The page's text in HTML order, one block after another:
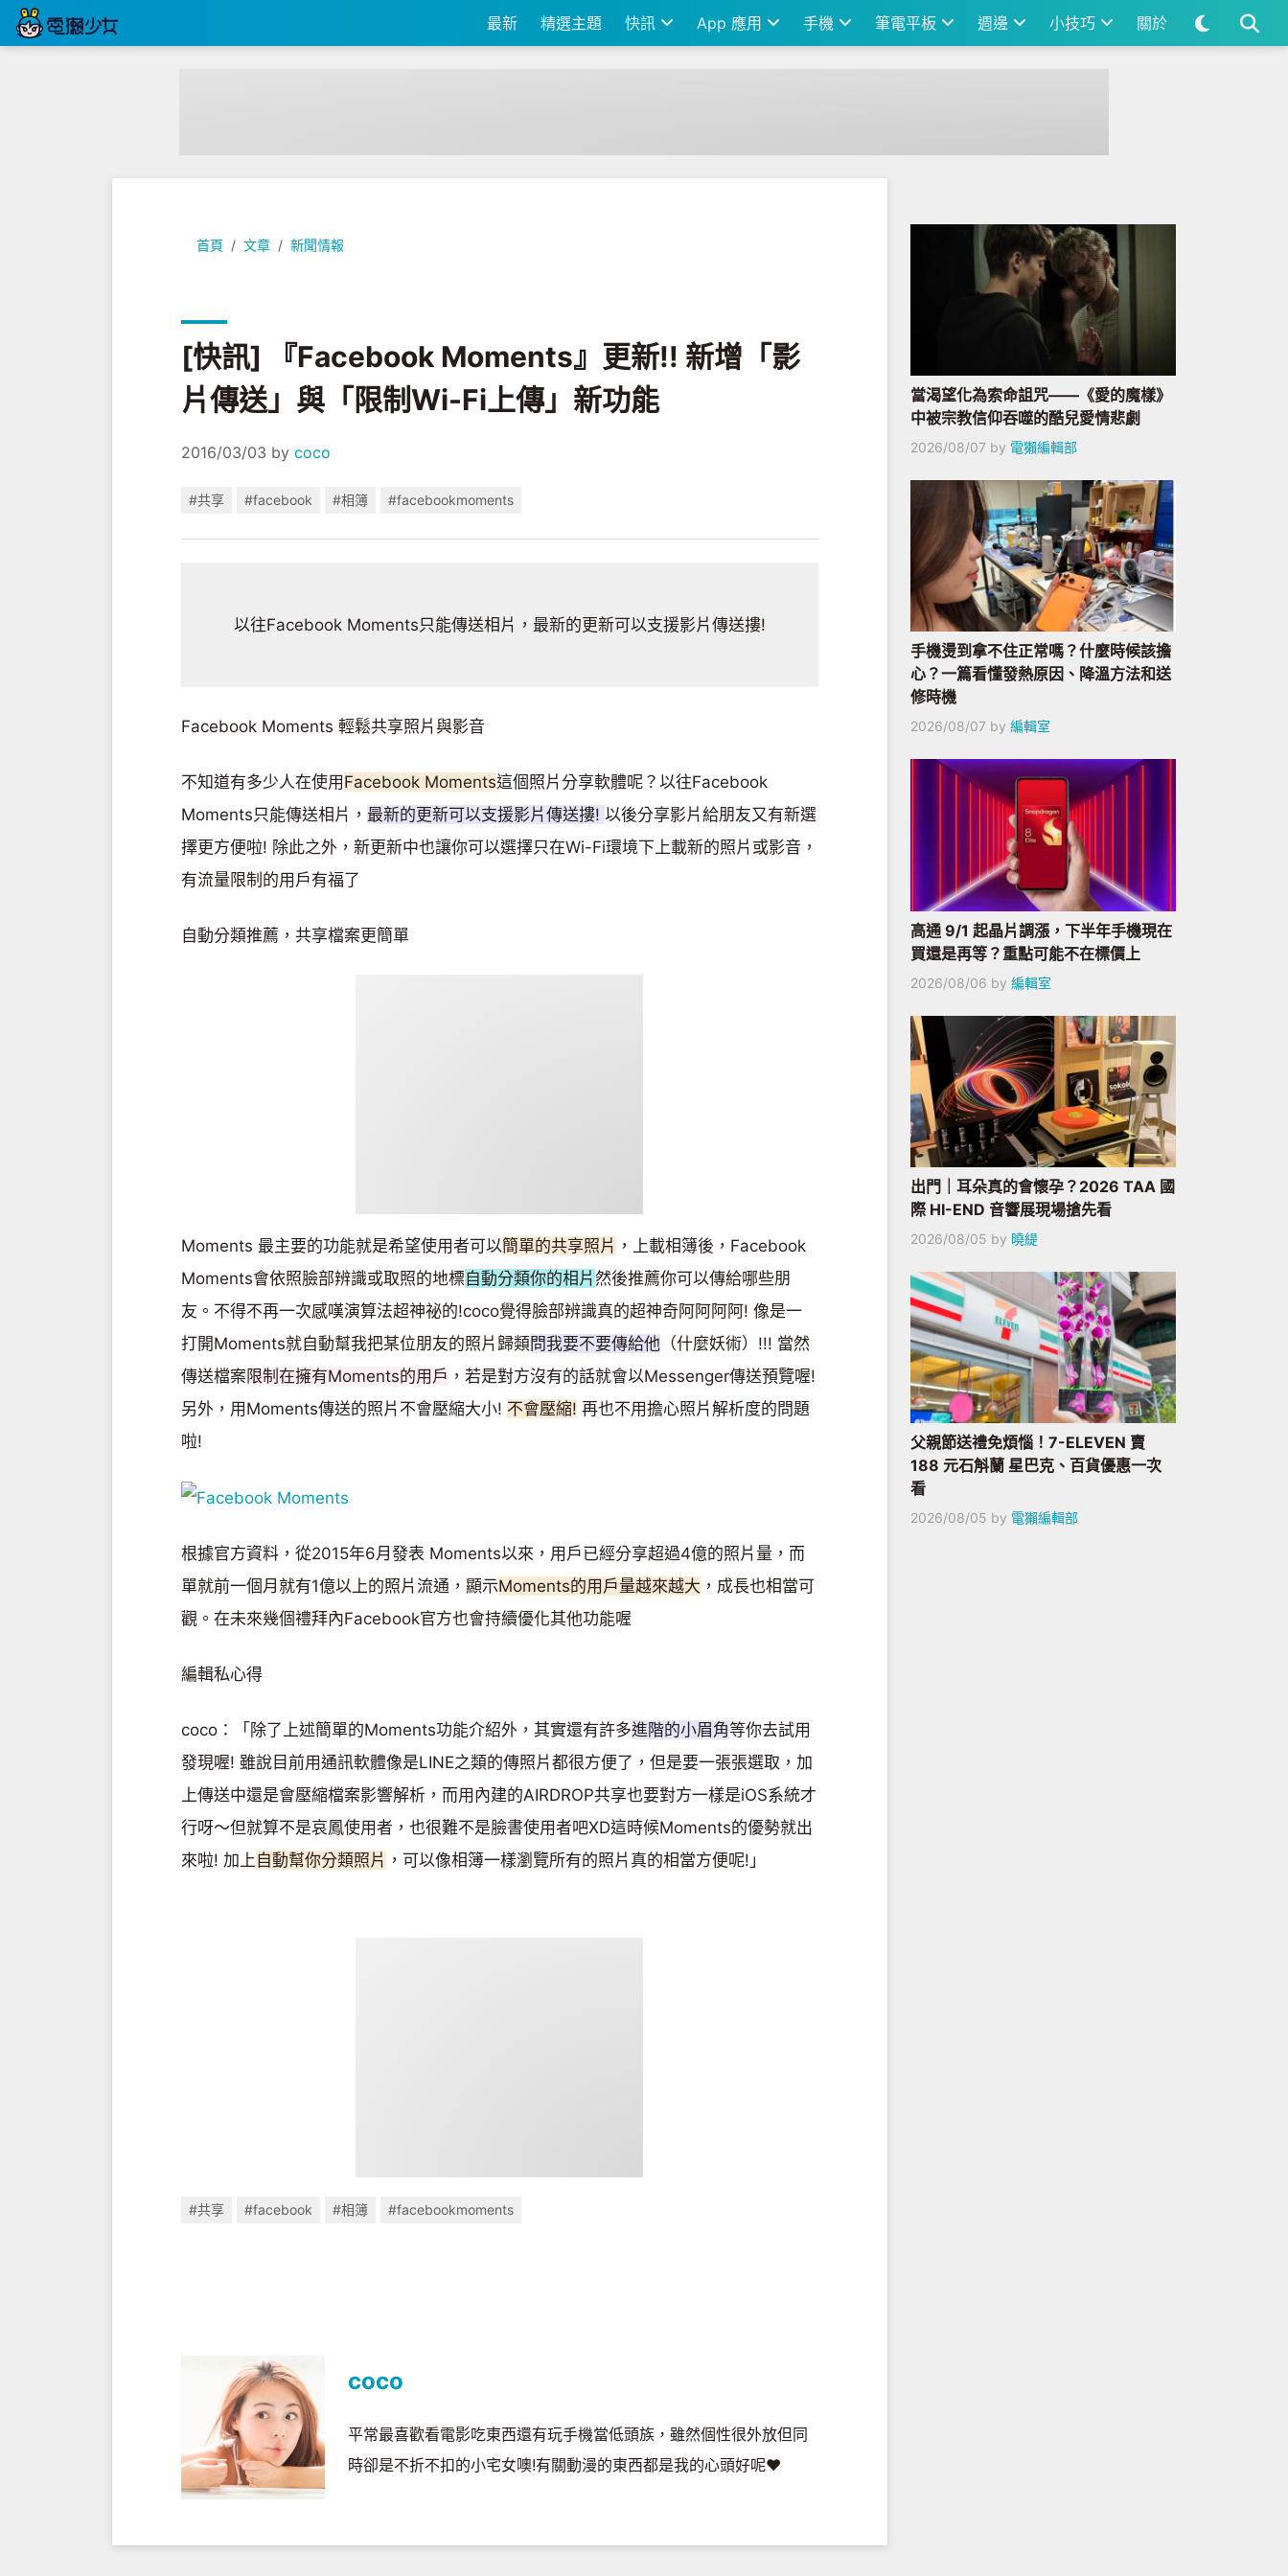
最新 精選主題 快訊 App 應用 手機 筆電平板 週邊 小技巧 關於
首頁 文章 新聞情報
[快訊] 『Facebook Moments』更新!! 新增「影片傳送」與「限制Wi-Fi上傳」新功能
[快訊] 『Facebook Moments』更新!! 新增「影
片傳送」與「限制Wi-Fi上傳」新功能
2016/03/03 by coco
#共享 #facebook #相簿 #facebookmoments
以往Facebook Moments只能傳送相片，最新的更新可以支援影片傳送摟!
Facebook Moments 輕鬆共享照片與影音
不知道有多少人在使用 Facebook Moments這個照片分享軟體呢？以往Facebook
Moments只能傳送相片， 最新的更新可以支援影片傳送摟! 以後分享影片給朋友又有新選
擇更方便啦! 除此之外，新更新中也讓你可以選擇只在Wi-Fi環境下上載新的照片或影音，
有流量限制的用戶有福了
自動分類推薦，共享檔案更簡單
Moments 最主要的功能就是希望使用者可以簡單的共享照片 ，上載相簿後，Facebook
Moments會依照臉部辨識或取照的地標自動分類你的相片 然後推薦你可以傳給哪些朋
友。不得不再一次感嘆演算法超神祕的!coco覺得臉部辨識真的超神奇阿阿阿阿! 像是一
打開Moments就自動幫我把某位朋友的照片歸類問我要不要傳給他 （什麼妖術）!!! 當然
傳送檔案限制在擁有Moments的用戶 ，若是對方沒有的話就會以Messenger傳送預覽喔!
另外，用Moments傳送的照片不會壓縮大小! 不會壓縮! 再也不用擔心照片解析度的問題
啦!
根據官方資料，從2015年6月發表 Moments以來，用戶已經分享超過4億的照片量，而
單就前一個月就有1億以上的照片流通，顯示Moments的用戶量越來越大 ，成長也相當可
觀。在未來幾個禮拜內Facebook官方也會持續優化其他功能喔
編輯私心得
coco：「除了上述簡單的Moments功能介紹外，其實還有許多進階的小眉角等你去試用
發現喔! 雖說目前用通訊軟體像是LINE之類的傳照片都很方便了，但是要一張張選取，加
上傳送中還是會壓縮檔案影響解析，而用內建的AIRDROP共享也要對方一樣是iOS系統才
行呀～但就算不是哀鳳使用者，也很難不是臉書使用者吧XD這時候Moments的優勢就出
來啦! 加上自動幫你分類照片 ，可以像相簿一樣瀏覽所有的照片真的相當方便呢!」
#共享 #facebook #相簿 #facebookmoments
coco
平常最喜歡看電影吃東西還有玩手機當低頭族，雖然個性很外放但同
時卻是不折不扣的小宅女噢!有關動漫的東西都是我的心頭好呢♥
當渴望化為索命詛咒——《愛的魔樣》
中被宗教信仰吞噬的酷兒愛情悲劇
2026/08/07 by 電獺編輯部
手機燙到拿不住正常嗎？什麼時候該擔
心？一篇看懂發熱原因、降溫方法和送
修時機
2026/08/07 by 編輯室
高通 9/1 起晶片調漲，下半年手機現在
買還是再等？重點可能不在標價上
2026/08/06 by 編輯室
出門｜耳朵真的會懷孕？2026 TAA 國
際 HI-END 音響展現場搶先看
2026/08/05 by 曉緹
父親節送禮免煩惱！7-ELEVEN 賣
188 元石斛蘭 星巴克、百貨優惠一次
看
2026/08/05 by 電獺編輯部